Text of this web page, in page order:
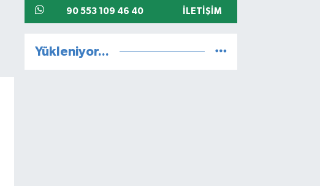
90 553 109 46 40 İLETIŞIM
Yükleniyor...